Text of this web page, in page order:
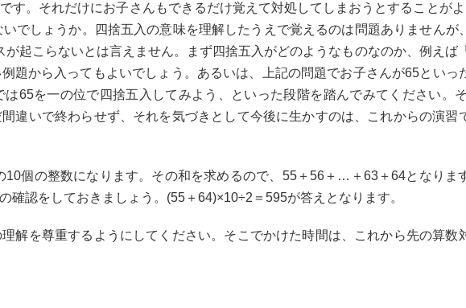
す。それだけにお子さんもできるだけ覚えて対処してしまおうとすることが
でしょうか。四捨五入の意味を理解したうえで覚えるのは問題ありませんが
起こらないとは言えません。まず四捨五入がどのようなものなのか、例えば
題から入ってもよいでしょう。あるいは、上記の問題でお子さんが65といっ
65を一の位で四捨五入してみよう、といった段階を踏んでみてください。
違いで終わらせず、それを気づきとして今後に生かすのは、これからの演習
10個の整数になります。その和を求めるので、55＋56＋…＋63＋64となりま
認をしておきましょう。(55＋64)×10÷2＝595が答えとなります。
解を尊重するようにしてください。そこでかけた時間は、これから先の算数